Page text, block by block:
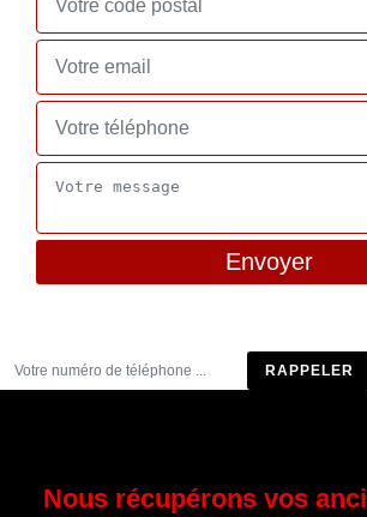
Nous récupérons vos